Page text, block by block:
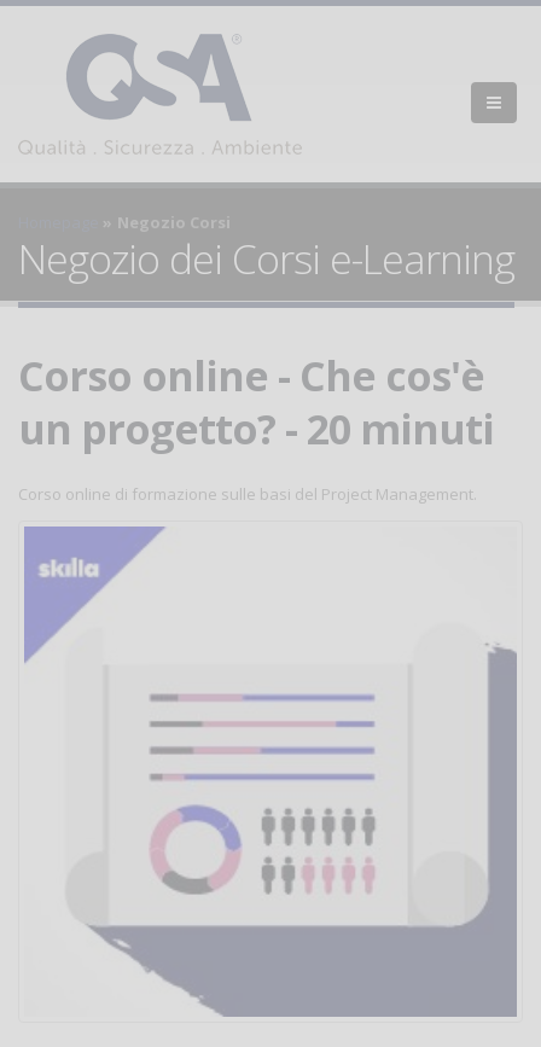
Negozio Corsi
Negozio dei Corsi e-Learning
Corso online - Che cos'è
un progetto? - 20 minuti
Corso online di formazione sulle basi del Project Management.